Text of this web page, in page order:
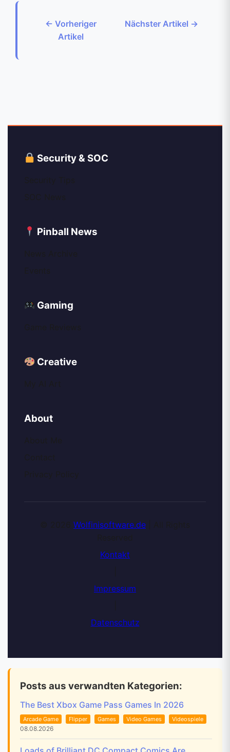
← Vorheriger
Artikel
Nächster Artikel →
Security & SOC
Pinball News
Gaming
Creative
About
Wolfinisoftware.de
Kontakt
Impressum
Datenschutz
Posts aus verwandten Kategorien:
The Best Xbox Game Pass Games In 2026
Arcade Game Flipper Games Video Games Videospiele
08.08.2026